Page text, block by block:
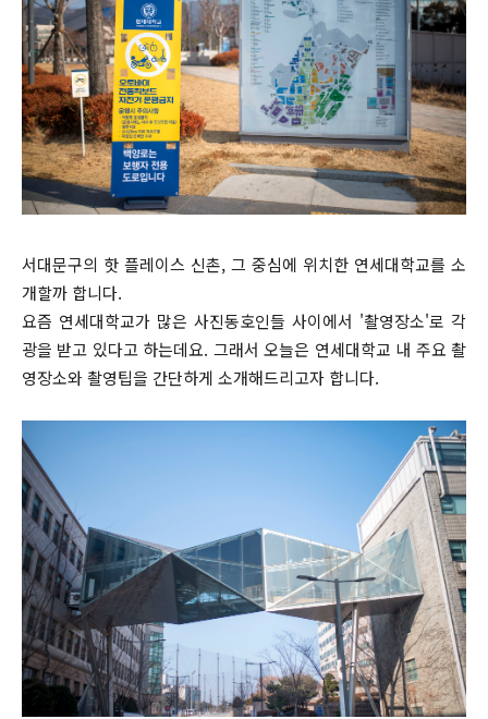
서대문구의 핫 플레이스 신촌, 그 중심에 위치한 연세대학교를 소
개할까 합니다.
요즘 연세대학교가 많은 사진동호인들 사이에서 '촬영장소'로 각
광을 받고 있다고 하는데요. 그래서 오늘은 연세대학교 내 주요 촬
영장소와 촬영팁을 간단하게 소개해드리고자 합니다.